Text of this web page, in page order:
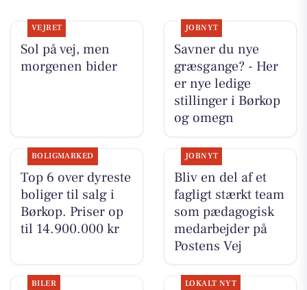
VEJRET
Sol på vej, men
morgenen bider
JOBNYT
Savner du nye
græsgange? - Her
er nye ledige
stillinger i Børkop
og omegn
BOLIGMARKED
Top 6 over dyreste
boliger til salg i
Børkop. Priser op
til 14.900.000 kr
JOBNYT
Bliv en del af et
fagligt stærkt team
som pædagogisk
medarbejder på
Postens Vej
BILER LOKALT NYT